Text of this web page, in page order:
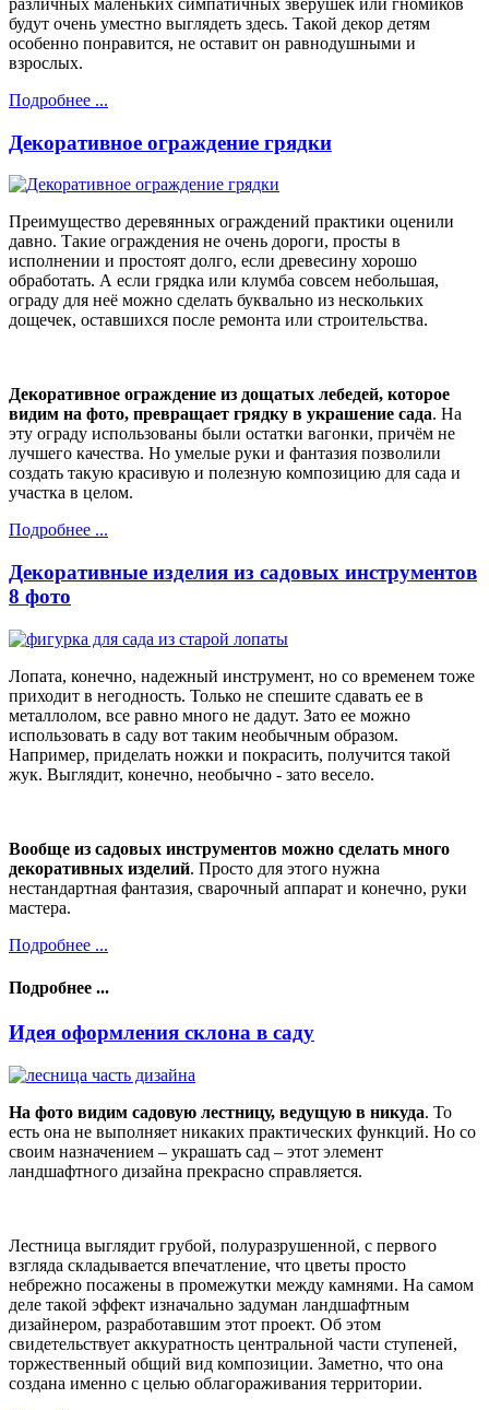
различных маленьких симпатичных зверушек или гномиков
будут очень уместно выглядеть здесь. Такой декор детям
особенно понравится, не оставит он равнодушными и
взрослых.
Подробнее ...
Декоративное ограждение грядки
Преимущество деревянных ограждений практики оценили
давно. Такие ограждения не очень дороги, просты в
исполнении и простоят долго, если древесину хорошо
обработать. А если грядка или клумба совсем небольшая,
ограду для неё можно сделать буквально из нескольких
дощечек, оставшихся после ремонта или строительства.
Декоративное ограждение из дощатых лебедей, которое
видим на фото, превращает грядку в украшение сада. На
эту ограду использованы были остатки вагонки, причём не
лучшего качества. Но умелые руки и фантазия позволили
создать такую красивую и полезную композицию для сада и
участка в целом.
Подробнее ...
Декоративные изделия из садовых инструментов
8 фото
Лопата, конечно, надежный инструмент, но со временем тоже
приходит в негодность. Только не спешите сдавать ее в
металлолом, все равно много не дадут. Зато ее можно
использовать в саду вот таким необычным образом.
Например, приделать ножки и покрасить, получится такой
жук. Выглядит, конечно, необычно - зато весело.
Вообще из садовых инструментов можно сделать много
декоративных изделий. Просто для этого нужна
нестандартная фантазия, сварочный аппарат и конечно, руки
мастера.
Подробнее ...
Подробнее ...
Идея оформления склона в саду
На фото видим садовую лестницу, ведущую в никуда. То
есть она не выполняет никаких практических функций. Но со
своим назначением – украшать сад – этот элемент
ландшафтного дизайна прекрасно справляется.
Лестница выглядит грубой, полуразрушенной, с первого
взгляда складывается впечатление, что цветы просто
небрежно посажены в промежутки между камнями. На самом
деле такой эффект изначально задуман ландшафтным
дизайнером, разработавшим этот проект. Об этом
свидетельствует аккуратность центральной части ступеней,
торжественный общий вид композиции. Заметно, что она
создана именно с целью облагораживания территории.